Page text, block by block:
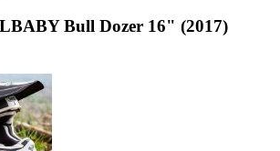
Bull Dozer 16" (2017)